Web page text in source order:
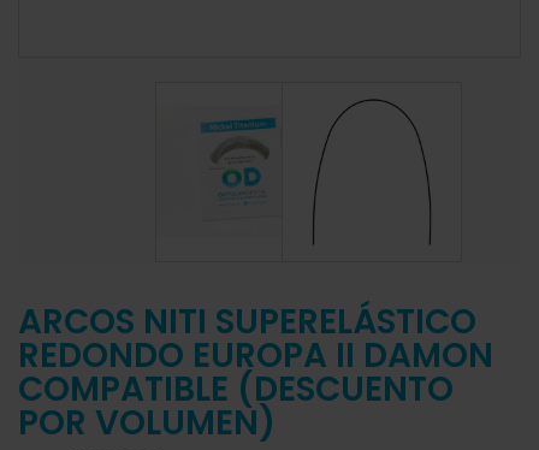
ARCOS NITI SUPERELÁSTICO
REDONDO EUROPA II DAMON
COMPATIBLE (DESCUENTO
POR VOLUMEN)